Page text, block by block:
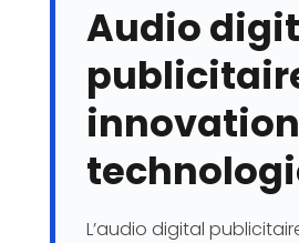
Audio
innovation
L’audio digital